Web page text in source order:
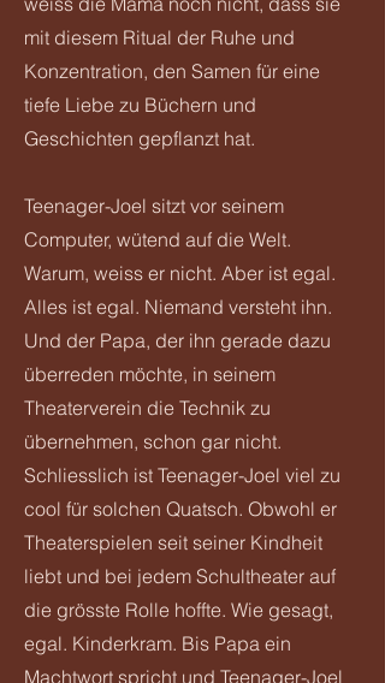
mit diesem Ritual der Ruhe und
Konzentration, den Samen für eine
tiefe Liebe zu Büchern und
Geschichten gepflanzt hat.
Teenager-Joel sitzt vor seinem
Computer, wütend auf die Welt.
Warum, weiss er nicht. Aber ist egal.
Alles ist egal. Niemand versteht ihn.
Und der Papa, der ihn gerade dazu
überreden möchte, in seinem
Theaterverein die Technik zu
übernehmen, schon gar nicht.
Schliesslich ist Teenager-Joel viel zu
cool für solchen Quatsch. Obwohl er
Theaterspielen seit seiner Kindheit
liebt und bei jedem Schultheater auf
die grösste Rolle hoffte. Wie gesagt,
egal. Kinderkram. Bis Papa ein
Machtwort spricht und Teenager-Joel